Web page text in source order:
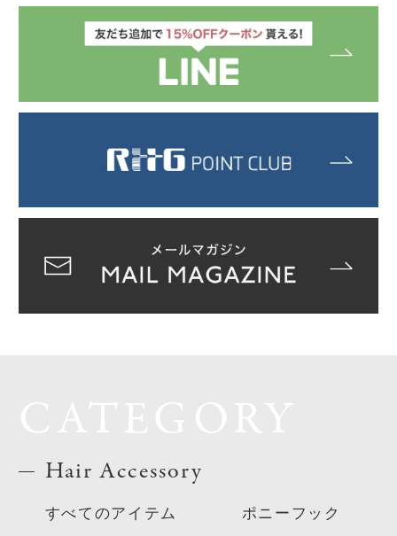
Hair Accessory
すべてのアイテム ポニーフック